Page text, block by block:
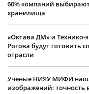
60% компаний
хранилища
«Октава ДМ» и Технико-
Рогова будут готовить
отрасли
Учëные НИЯУ МИФИ
изображений: точность